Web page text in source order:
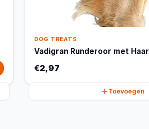
DOG TREATS
Vadigran Runderoor met Haar
€2,97
Toevoegen